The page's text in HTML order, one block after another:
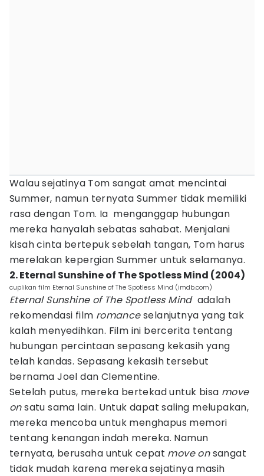
Walau sejatinya Tom sangat amat mencintai
Summer, namun ternyata Summer tidak memiliki
rasa dengan Tom. Ia menganggap hubungan
mereka hanyalah sebatas sahabat. Menjalani
kisah cinta bertepuk sebelah tangan, Tom harus
merelakan kepergian Summer untuk selamanya.
2. Eternal Sunshine of The Spotless Mind (2004)
cuplikan film Eternal Sunshine of The Spotless Mind (imdb.com)
Eternal Sunshine of The Spotless Mind adalah
rekomendasi film romanceselanjutnya yang tak
kalah menyedihkan. Film ini bercerita tentang
hubungan percintaan sepasang kekasih yang
telah kandas. Sepasang kekasih tersebut
bernama Joel dan Clementine.
Setelah putus, mereka bertekad untuk bisa move
onsatu sama lain. Untuk dapat saling melupakan,
mereka mencoba untuk menghapus memori
tentang kenangan indah mereka. Namun
ternyata, berusaha untuk cepat move onsangat
tidak mudah karena mereka sejatinya masih